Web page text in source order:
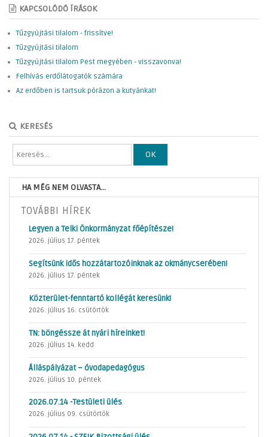
KAPCSOLÓDÓ ÍRÁSOK
Tűzgyújtási tilalom - frissítve!
Tűzgyújtási tilalom
Tűzgyújtási tilalom Pest megyében - visszavonva!
Felhívás erdőlátogatók számára
Az erdőben is tartsuk pórázon a kutyánkat!
KERESÉS
OK
HA MÉG NEM OLVASTA...
TOVÁBBI HÍREK
Legyen a Telki Önkormányzat főépítésze!
2026. július 17. péntek
Segítsünk idős hozzátartozóinknak az okmánycserében!
2026. július 17. péntek
Közterület-fenntartó kollégát keresünk!
2026. július 16. csütörtök
TN: böngéssze át nyári híreinket!
2026. július 14. kedd
Álláspályázat – óvodapedagógus
2026. július 10. péntek
2026.07.14 -Testületi ülés
2026. július 09. csütörtök